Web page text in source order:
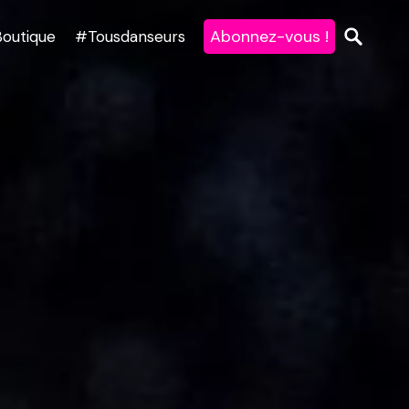
#Tousdanseurs Abonnez-vous !